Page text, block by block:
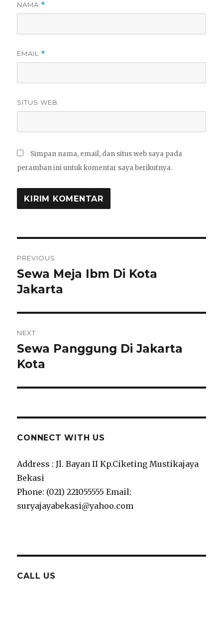
NAMA *
EMAIL *
SITUS WEB
Simpan nama, email, dan situs web saya pada
peramban ini untuk komentar saya berikutnya.
pos
PREVIOUS
Previous
post:
Sewa Meja Ibm Di Kota
Jakarta
NEXT
Next
post:
Sewa Panggung Di Jakarta
Kota
CONNECT WITH US
Address : Jl. Bayan II Kp.Ciketing Mustikajaya
Bekasi
Phone: (021) 221055555 Email:
suryajayabekasi@yahoo.com
CALL US